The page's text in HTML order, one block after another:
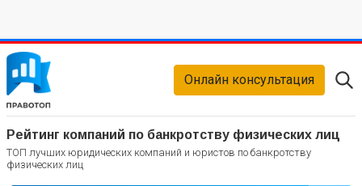
Рейтинг компаний по банкротству физических лиц
ТОП лучших юридических компаний и юристов по банкротству
физических лиц
Онлайн консультация